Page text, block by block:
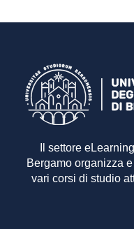
Il settore
Bergamo organizza
vari corsi di studio